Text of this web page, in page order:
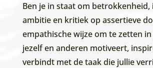
Ben je in staat om betrokkenheid,
ambitie en kritiek op assertieve
empathische wijze om te zetten
jezelf en anderen motiveert,
verbindt met de taak die jullie